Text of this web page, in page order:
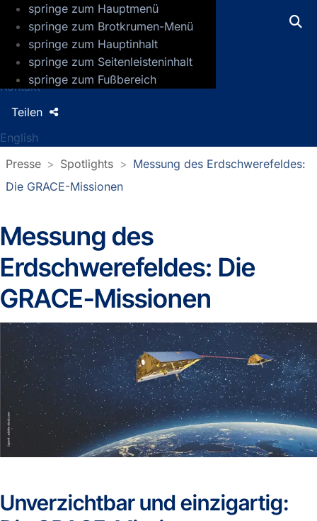
springe zum Hauptmenü
springe zum Brotkrumen-Menü
springe zum Hauptinhalt
springe zum Seitenleisteninhalt
springe zum Fußbereich
GFZ Helmholtz-Zentrum für
Presse
Jobs
Kontakt
English
Teilen
Presse Spotlights
Messung des Erdschwerefeldes:
Die GRACE-Missionen
Messung des
Erdschwerefeldes: Die
GRACE-Missionen
Unverzichtbar und einzigartig: